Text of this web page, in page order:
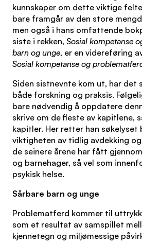
kunnskaper om dette viktige
bare framgår av den store
men også i hans omfattende
siste i rekken, Sosial kompetanse
barn og unge, er en videreføring
Sosial kompetanse og
Siden sistnevnte kom ut, har det
både forskning og praksis.
bare nødvendig å oppdatere
skrive om de fleste av kapitlene,
kapitler. Her retter han
viktigheten av tidlig avdekking
de seinere årene har fått
og barnehager, så vel som
psykisk helse.
Sårbare barn og unge
Problematferd kommer til
som et resultat av samspillet
kjennetegn og miljømessige